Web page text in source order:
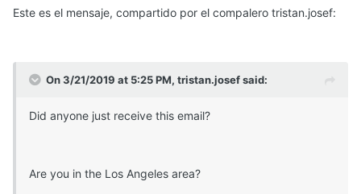
Este es el mensaje, compartido por el compalero tristan.josef:
On 3/21/2019 at 5:25 PM, tristan.josef said:
Did anyone just receive this email?
Are you in the Los Angeles area?